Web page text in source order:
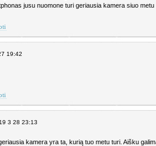
jusu nuomone turi geriausia kamera siuo metu
19:42
3 28 23:13
kamera yra ta, kurią tuo metu turi. Aišku